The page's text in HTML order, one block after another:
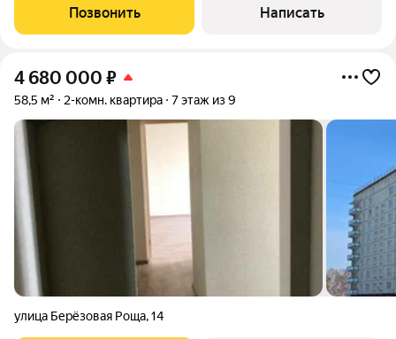
Позвонить Написать
4 680 000 ₽
58,5 м² 2-комн. квартира 7 этаж из 9
улица Берёзовая Роща,14